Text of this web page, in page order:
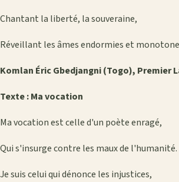
Chantant la liberté, la souveraine,
Réveillant les âmes endormies et
Komlan Éric Gbedjangni (Togo), Premier
Texte : Ma vocation
Ma vocation est celle d'un poète enragé,
Qui s'insurge contre les maux de l'humanité.
Je suis celui qui dénonce les injustices,